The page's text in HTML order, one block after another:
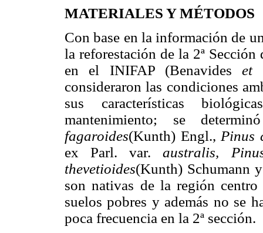
MATERIALES Y MÉTODOS
Con base en la información de
la reforestación de la 2ª
en el INIFAP (Benavideset
consideraron las condiciones
sus características
mantenimiento; se
fagaroides(Kunth) Engl., Pinus
ex Parl. var.australis,
thevetioides(Kunth) Schumann
son nativas de la región
suelos pobres y además no se
poca frecuencia en la 2ª sección.